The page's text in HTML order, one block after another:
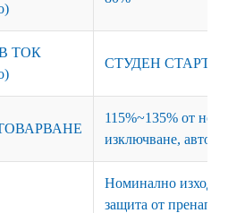
ТОК
СТУДЕН СТАРТ
115%~135% от
изключване,
Номинално
защита от